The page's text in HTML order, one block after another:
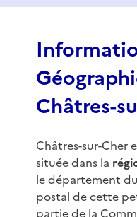
f
Châtres-
Châtres-sur-Cher
située dans la
le département du
postal de cette